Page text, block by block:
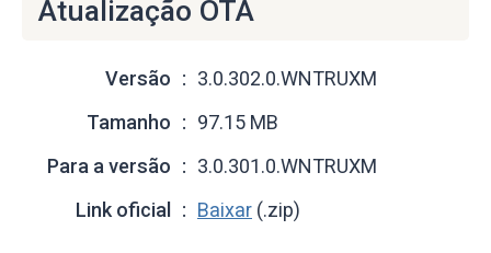
Atualização OTA
Versão
3.0.302.0.WNTRUXM
Tamanho
97.15 MB
Para a versão
3.0.301.0.WNTRUXM
Link oficial
Baixar (.zip)